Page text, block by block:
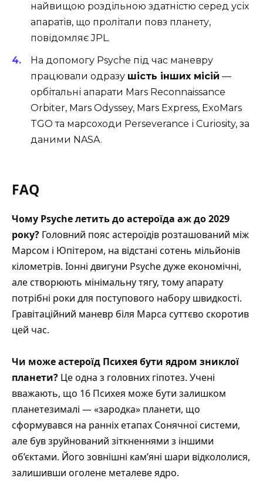
найвищою роздільною здатністю серед усіх
апаратів, що пролітали повз планету,
повідомляє JPL.
На допомогу Psyche під час маневру
працювали одразу шість інших місій —
орбітальні апарати Mars Reconnaissance
Orbiter, Mars Odyssey, Mars Express, ExoMars
TGO та марсоходи Perseverance і Curiosity, за
даними NASA.
FAQ
Чому Psyche летить до астероїда аж до 2029
року? Головний пояс астероїдів розташований між
Марсом і Юпітером, на відстані сотень мільйонів
кілометрів. Іонні двигуни Psyche дуже економічні,
але створюють мінімальну тягу, тому апарату
потрібні роки для поступового набору швидкості.
Гравітаційний маневр біля Марса суттєво скоротив
цей час.
Чи може астероїд Психея бути ядром зниклої
планети? Це одна з головних гіпотез. Учені
вважають, що 16 Психея може бути залишком
планетезималі — «зародка» планети, що
сформувався на ранніх етапах Сонячної системи,
але був зруйнований зіткненнями з іншими
об’єктами. Його зовнішні кам’яні шари відкололися,
залишивши оголене металеве ядро.